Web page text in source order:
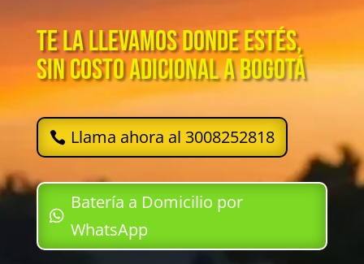
Te la llevamos donde estés,
sin costo adicional a Bogotá
Llama ahora al 3008252818
Batería a Domicilio por
WhatsApp